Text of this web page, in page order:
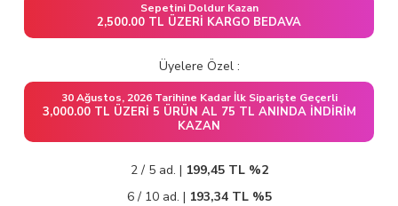
Sepetini Doldur Kazan
2,500.00 TL ÜZERI KARGO BEDAVA
Üyelere Özel :
30 Ağustos, 2026 Tarihine Kadar İlk Siparişte Geçerli
3,000.00 TL ÜZERI 5 ÜRÜN AL 75 TL ANINDA İNDIRIM
KAZAN
2 / 5 ad. | 199,45TL %2
6 / 10 ad. | 193,34TL %5